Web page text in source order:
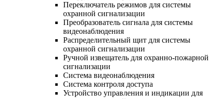
Переключатель режимов для системы
охранной сигнализации
Преобразователь сигнала для системы
видеонаблюдения
Распределительный щит для системы
охранной сигнализации
Ручной извещатель для охранно-пожарной
сигнализации
Система видеонаблюдения
Система контроля доступа
Устройство управления и индикации для